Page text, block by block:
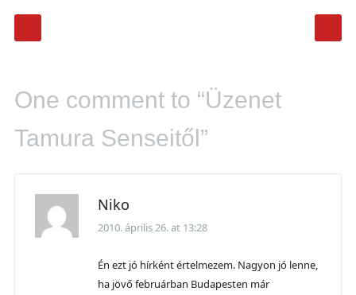
Post navigation
One comment to “Üzenet
Tamura Senseitől”
Niko
2010. április 26. at 13:28
Én ezt jó hírként értelmezem. Nagyon jó lenne,
ha jövő februárban Budapesten már